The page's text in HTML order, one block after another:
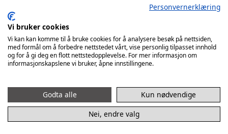
Administrasjonen i Elverum Håndball
Styre og utvalg
VARSLINGSRUTINER FOR ELVERUM HÅNDBALL
Personvernerklæring
Vi bruker cookies
Vi kan kan komme til å bruke cookies for å analysere besøk på nettsiden,
med formål om å forbedre nettstedet vårt, vise personlig tilpasset innhold
og for å gi deg en flott nettstedopplevelse. For mer informasjon om
informasjonskapslene vi bruker, åpne innstillingene.
Godta alle
Kun nødvendige
Nei, endre valg